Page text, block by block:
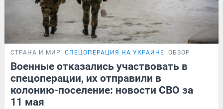
СТРАНА И МИР СПЕЦОПЕРАЦИЯ НА УКРАИНЕ ОБЗОР
Военные отказались участвовать в
спецоперации, их отправили в
колонию-поселение: новости СВО за
11 мая